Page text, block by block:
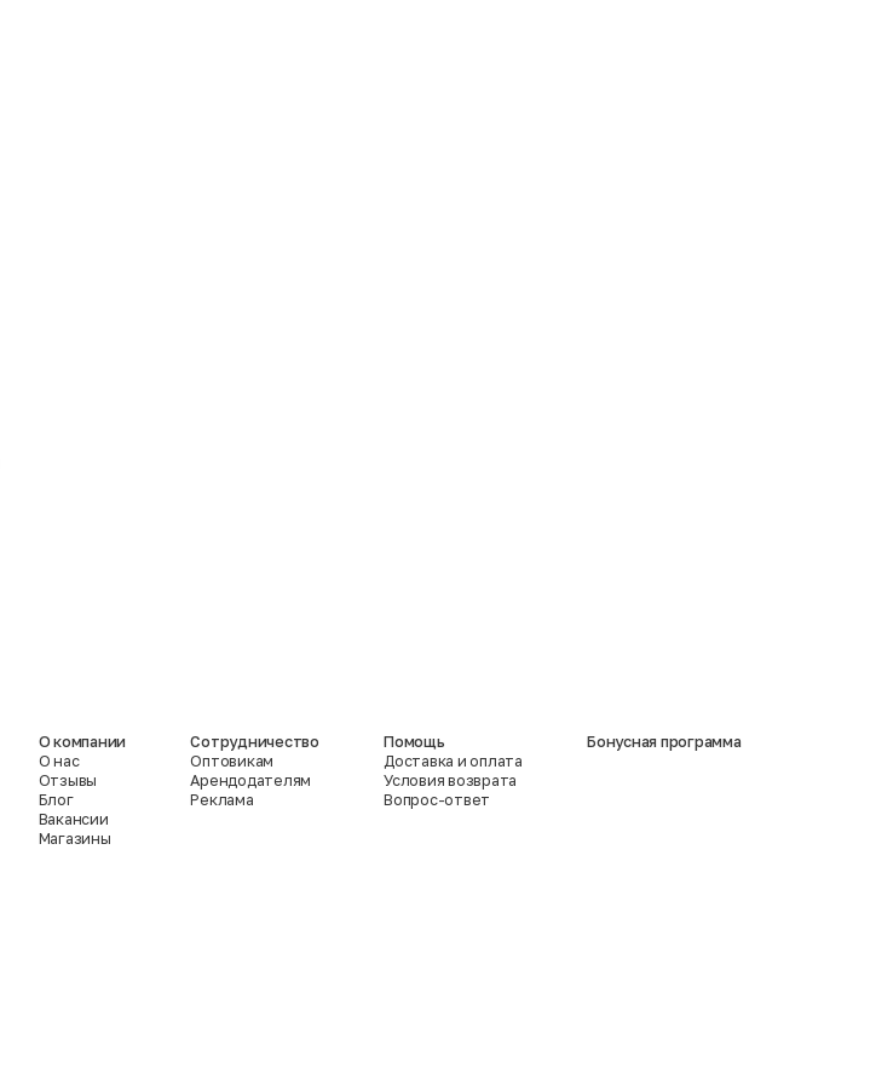
О компании
О нас
Отзывы
Блог
Вакансии
Магазины
Сотрудничество
Оптовикам
Арендодателям
Реклама
Помощь
Доставка и оплата
Условия возврата
Вопрос-ответ
Бонусная программа